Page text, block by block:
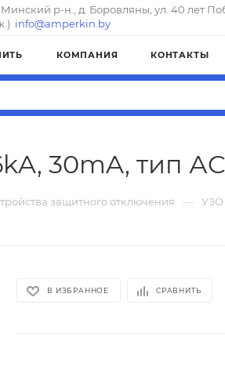
р-н., д. Боровляны, ул. 40 лет
info@amperkin.by
КОМПАНИЯ КОНТАКТЫ
30mA, тип
защитного отключения — УЗО
В ИЗБРАННОЕ СРАВНИТЬ